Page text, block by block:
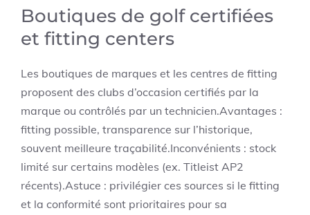
Boutiques de golf certifiées
et fitting centers
Les boutiques de marques et les centres de fitting
proposent des clubs d’occasion certifiés par la
marque ou contrôlés par un technicien.Avantages :
fitting possible, transparence sur l’historique,
souvent meilleure traçabilité.Inconvénients : stock
limité sur certains modèles (ex. Titleist AP2
récents).Astuce : privilégier ces sources si le fitting
et la conformité sont prioritaires pour sa